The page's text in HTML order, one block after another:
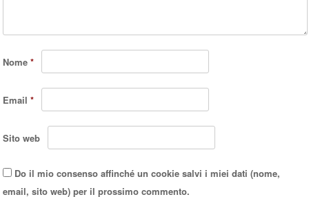
Nome*
Email*
Sito web
Do il mio consenso affinché un cookie salvi i miei dati (nome,
email, sito web) per il prossimo commento.